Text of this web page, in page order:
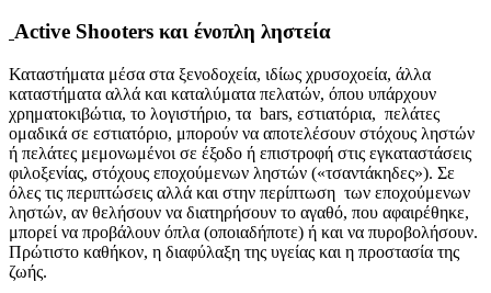
Active Shooters και ένοπλη ληστεία
Καταστήματα μέσα στα ξενοδοχεία, ιδίως χρυσοχοεία, άλλα
καταστήματα αλλά και καταλύματα πελατών, όπου υπάρχουν
χρηματοκιβώτια, το λογιστήριο, τα bars, εστιατόρια, πελάτες
ομαδικά σε εστιατόριο, μπορούν να αποτελέσουν στόχους ληστών
ή πελάτες μεμονωμένοι σε έξοδο ή επιστροφή στις εγκαταστάσεις
φιλοξενίας, στόχους εποχούμενων ληστών («τσαντάκηδες»). Σε
όλες τις περιπτώσεις αλλά και στην περίπτωση των εποχούμενων
ληστών, αν θελήσουν να διατηρήσουν το αγαθό, που αφαιρέθηκε,
μπορεί να προβάλουν όπλα (οποιαδήποτε) ή και να πυροβολήσουν.
Πρώτιστο καθήκον, η διαφύλαξη της υγείας και η προστασία της
ζωής.